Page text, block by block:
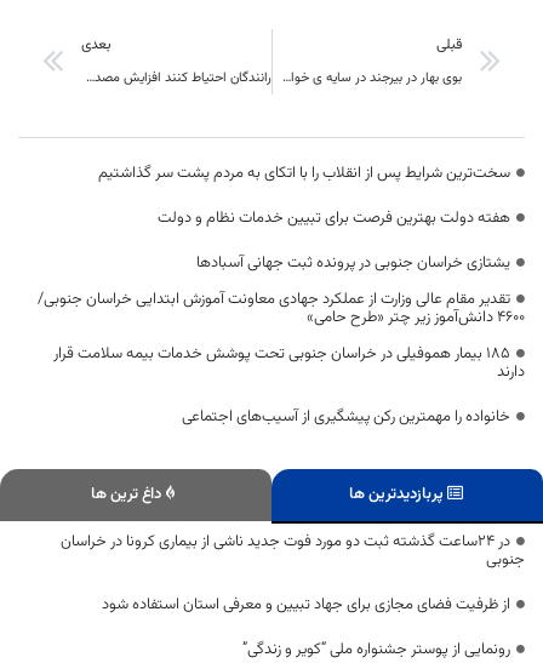
قبلی
بوی بهار در بیرجند در سایه ی خواب مسولان شهری و متولیان دیگر دستگاه ها گم شده است !!!
بعدی
رانندگان احتیاط کنند افزایش مصدومان حوادث جاده ای در خراسان جنوبی
سخت‌ترین شرایط پس از انقلاب را با اتکای به مردم پشت سر گذاشتیم
هفته دولت بهترین فرصت برای تبیین خدمات نظام و دولت
یشتازی خراسان جنوبی در پرونده ثبت جهانی آسبادها
تقدیر مقام عالی وزارت از عملکرد جهادی معاونت آموزش ابتدایی خراسان جنوبی/
۴۶۰۰ دانش‌آموز زیر چتر «طرح حامی»
۱۸۵ بیمار هموفیلی در خراسان جنوبی تحت پوشش خدمات بیمه سلامت قرار
دارند
خانواده را مهمترین رکن پیشگیری از آسیب‌های اجتماعی
پربازدیدترین ها
داغ ترین ها
در ۲۴ساعت گذشته ثبت دو مورد فوت جدید ناشی از بیماری کرونا در خراسان
جنوبی
از ظرفیت فضای مجازی برای جهاد تبیین و معرفی استان استفاده شود
رونمایی از پوستر جشنواره ملی “کویر و زندگی”